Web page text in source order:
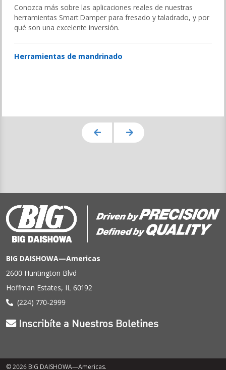
Conozca más sobre las aplicaciones reales de nuestras
herramientas Smart Damper para fresado y taladrado, y por
qué son una excelente inversión.
Herramientas de mandrinado
BIG DAISHOWA—Americas
2600 Huntington Blvd
Hoffman Estates, IL 60192
(224) 770-2999
Inscribíte a Nuestros Boletines
© 2026 BIG DAISHOWA—Americas.